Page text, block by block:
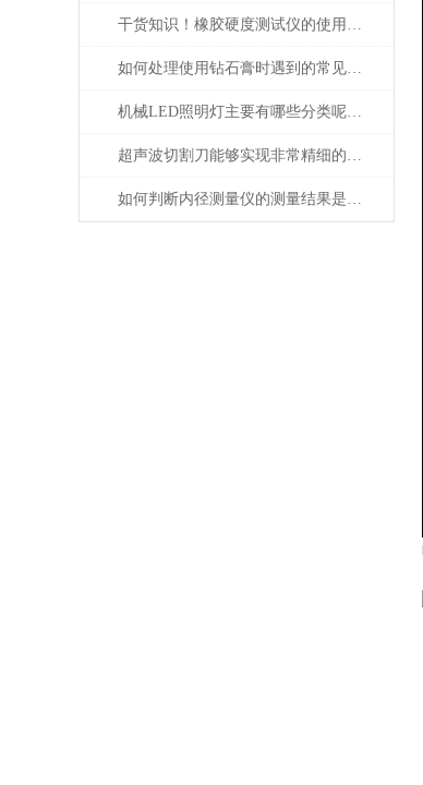
干货知识！橡胶硬度测试仪的使用说明
如何处理使用钻石膏时遇到的常见问题和挑战
机械LED照明灯主要有哪些分类呢？让我们一起来看看吧
超声波切割刀能够实现非常精细的切割
如何判断内径测量仪的测量结果是否准确